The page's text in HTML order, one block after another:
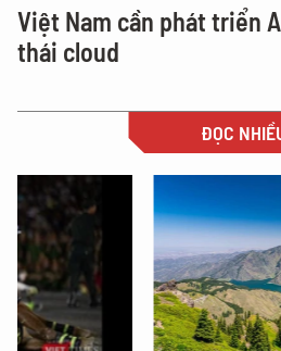
Việt Nam cần phát triển
thái cloud
ĐỌC